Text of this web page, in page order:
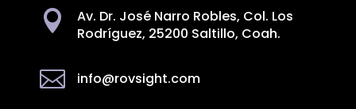

Av. Dr. José Narro Robles, Col. Los
Rodríguez, 25200 Saltillo, Coah.
 info@rovsight.com